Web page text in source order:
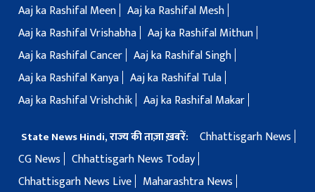
Aaj ka Rashifal Meen Aaj ka Rashifal Mesh
Aaj ka Rashifal Vrishabha Aaj ka Rashifal Mithun
Aaj ka Rashifal Cancer Aaj ka Rashifal Singh
Aaj ka Rashifal Kanya Aaj ka Rashifal Tula
Aaj ka Rashifal Vrishchik Aaj ka Rashifal Makar
State News Hindi, राज्य की ताज़ा ख़बरें:
Chhattisgarh News
CG News
Chhattisgarh News Today
Chhattisgarh News Live
Maharashtra News